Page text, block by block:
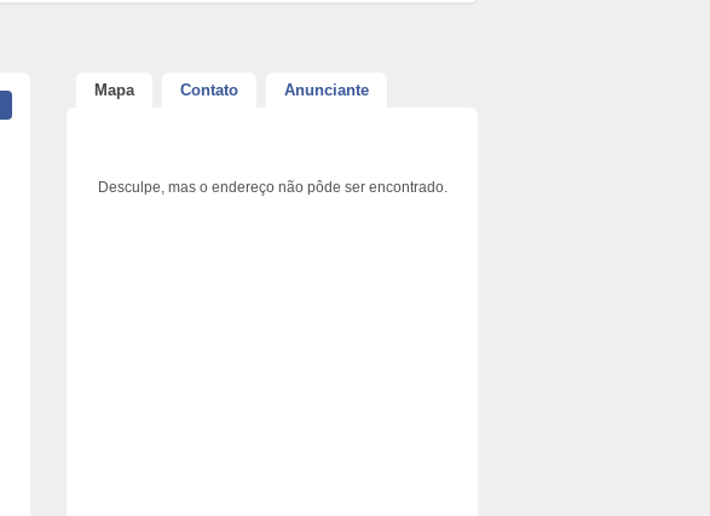
Mapa Contato Anunciante
Desculpe, mas o endereço não pôde ser encontrado.